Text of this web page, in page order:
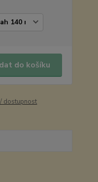
do košíku
dostupnost